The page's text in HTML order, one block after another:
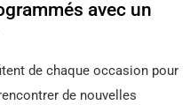
avec un
de chaque occasion pour
de nouvelles